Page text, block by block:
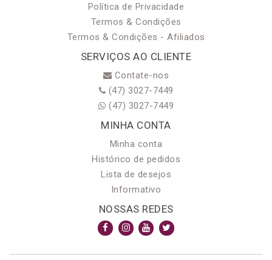
Política de Privacidade
Termos & Condições
Termos & Condições - Afiliados
SERVIÇOS AO CLIENTE
Contate-nos
(47) 3027-7449
(47) 3027-7449
MINHA CONTA
Minha conta
Histórico de pedidos
Lista de desejos
Informativo
NOSSAS REDES